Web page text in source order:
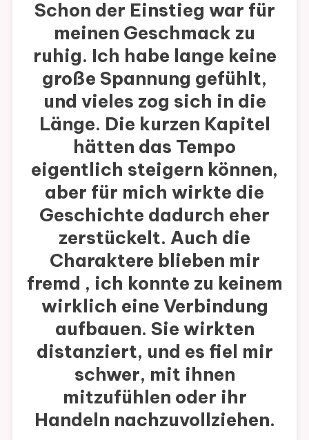
Schon der Einstieg war für
meinen Geschmack zu
ruhig. Ich habe lange keine
große Spannung gefühlt,
und vieles zog sich in die
Länge. Die kurzen Kapitel
hätten das Tempo
eigentlich steigern können,
aber für mich wirkte die
Geschichte dadurch eher
zerstückelt. Auch die
Charaktere blieben mir
fremd , ich konnte zu keinem
wirklich eine Verbindung
aufbauen. Sie wirkten
distanziert, und es fiel mir
schwer, mit ihnen
mitzufühlen oder ihr
Handeln nachzuvollziehen.